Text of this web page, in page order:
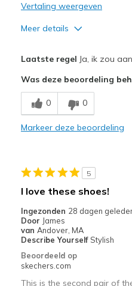
Vertaling weergeven
Meer details
Breathe Well
Comfortable
Beste toepassingen
Going Out
Travel
Laatste regel Ja, ik zou
Was deze beoordeling
0 0
Markeer deze beoordeling
5
I love these shoes!
Ingezonden 28 dagen
Door James
van Andover, MA
Describe Yourself Stylish
Beoordeeld op
skechers.com
This is the second pair of